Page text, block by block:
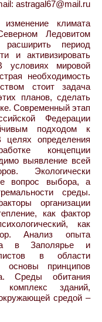
astragal67@mail.ru
климата
Ледовитом
период
и активизировать
условиях мировой
необходимость
стоит задача
планов, сделать
Современный этап
Федерации
подходом к
определения
концепции
выявление всей
Экологически
вопрос выбора, а
среды.
организации
как фактор
как
Анализ опыта
в Заполярье и
в области
основы принципов
Среды обитания
комплекс зданий,
средой –